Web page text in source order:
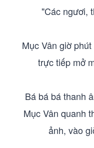
"Các ngươi,
Mục Vân giờ
trực tiếp mở
Bá bá bá thanh
Mục Vân quanh
ảnh, vào